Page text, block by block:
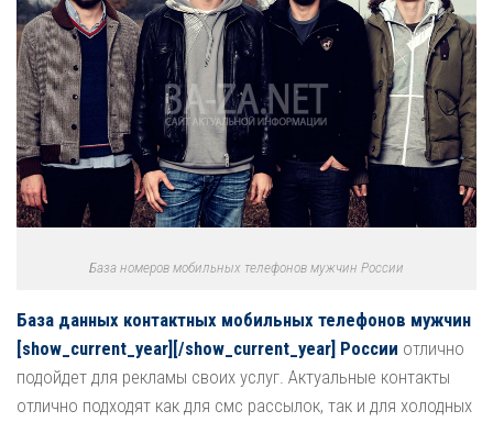
База номеров мобильных телефонов мужчин России
База данных контактных мобильных телефонов мужчин
[show_current_year][/show_current_year] России отлично
подойдет для рекламы своих услуг. Актуальные контакты
отлично подходят как для смс рассылок, так и для холодных